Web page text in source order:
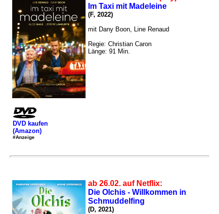
Im Taxi mit Madeleine
(F, 2022)
mit Dany Boon, Line Renaud
Regie: Christian Caron
Länge: 91 Min.
DVD kaufen
(Amazon)
#Anzeige
ab 26.02. auf Netflix:
Die Olchis - Willkommen in
Schmuddelfing
(D, 2021)